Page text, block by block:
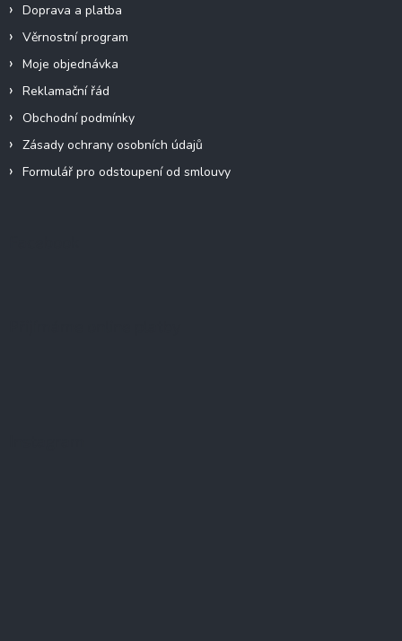
Doprava a platba
Věrnostní program
Moje objednávka
Reklamační řád
Obchodní podmínky
Zásady ochrany osobních údajů
Formulář pro odstoupení od smlouvy